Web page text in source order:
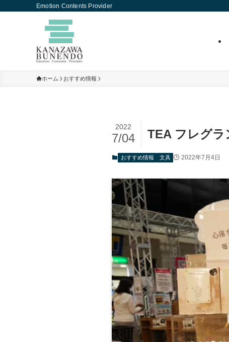
Emotion Contents Provider
ホーム おすすめ情報
TEA フレグラ
2022
7/04
おすすめ情報 文具 2022年7月4日